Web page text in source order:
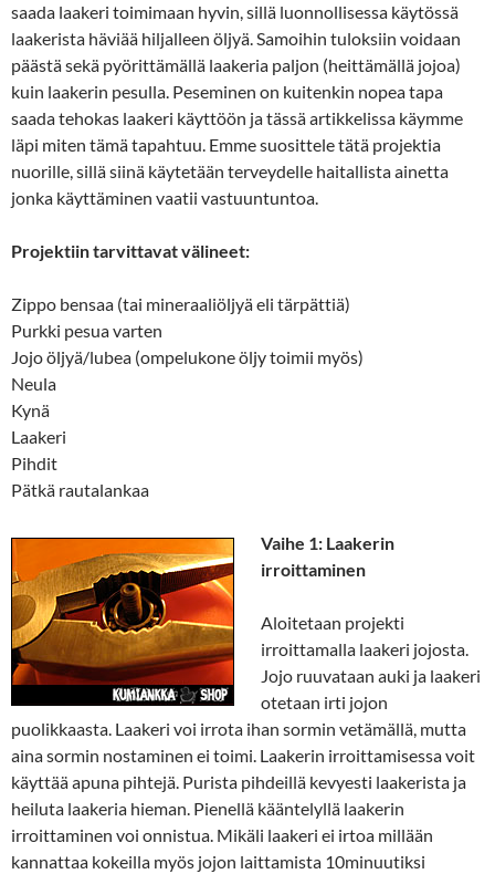
saada laakeri toimimaan hyvin, sillä luonnollisessa käytössä
laakerista häviää hiljalleen öljyä. Samoihin tuloksiin voidaan
päästä sekä pyörittämällä laakeria paljon (heittämällä jojoa)
kuin laakerin pesulla. Peseminen on kuitenkin nopea tapa
saada tehokas laakeri käyttöön ja tässä artikkelissa käymme
läpi miten tämä tapahtuu. Emme suosittele tätä projektia
nuorille, sillä siinä käytetään terveydelle haitallista ainetta
jonka käyttäminen vaatii vastuuntuntoa.
Projektiin tarvittavat välineet:
Zippo bensaa (tai mineraaliöljyä eli tärpättiä)
Purkki pesua varten
Jojo öljyä/lubea (ompelukone öljy toimii myös)
Neula
Kynä
Laakeri
Pihdit
Pätkä rautalankaa
Vaihe 1: Laakerin
irroittaminen
Aloitetaan projekti
irroittamalla laakeri jojosta.
Jojo ruuvataan auki ja laakeri
otetaan irti jojon
puolikkaasta. Laakeri voi irrota ihan sormin vetämällä, mutta
aina sormin nostaminen ei toimi. Laakerin irroittamisessa voit
käyttää apuna pihtejä. Purista pihdeillä kevyesti laakerista ja
heiluta laakeria hieman. Pienellä kääntelyllä laakerin
irroittaminen voi onnistua. Mikäli laakeri ei irtoa millään
kannattaa kokeilla myös jojon laittamista 10minuutiksi